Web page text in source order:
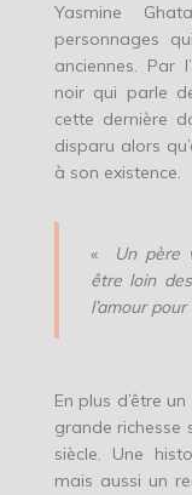
Yasmine
personnages
anciennes. Par
noir qui parle
cette dernière
disparu alors
à son existence.
«
Un père
être loin
l’amour
En plus d’être
grande richesse
siècle. Une
mais aussi un